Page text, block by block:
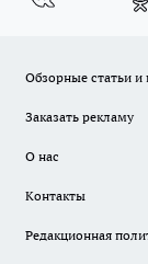
Обзорные статьи и
Заказать рекламу
О нас
Контакты
Редакционная